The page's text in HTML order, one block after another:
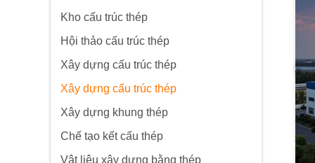
Kho cấu trúc thép
Hội thảo cấu trúc thép
Xây dựng cấu trúc thép
Xây dựng cấu trúc thép
Xây dựng khung thép
Chế tạo kết cấu thép
Vật liệu xây dựng bằng thép